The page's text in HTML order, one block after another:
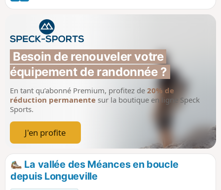
de loin alors que l’Église de Chalmaison ne
se dévoile qu'au dernier moment. Deux
anciens moulins à eau ajoutent au charme
de cet itinéraire.
Besoin de renouveler votre
équipement de randonnée ?
En tant qu’abonné Premium, profitez de 20% de
réduction permanente sur la boutique en ligne Speck
Sports.
J'en profite
La vallée des Méances en boucle
depuis Longueville